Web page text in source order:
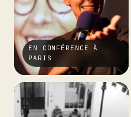
EN CONFÉRENCE À
PARIS